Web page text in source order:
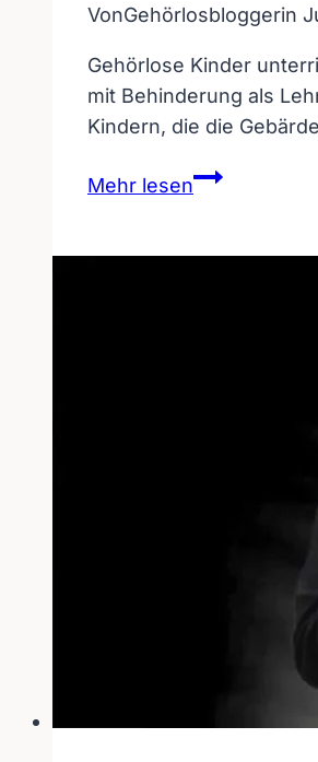
VonGehörlosbloggerin
Gehörlose Kinder
mit Behinderung als
Kindern, die die
Mehr lesenGehörlose